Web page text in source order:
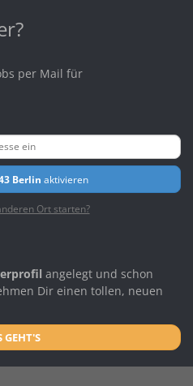
per Mail für
Berlin aktivieren
Ort starten?
angelegt und schon
Dir einen tollen, neuen
GEHT'S